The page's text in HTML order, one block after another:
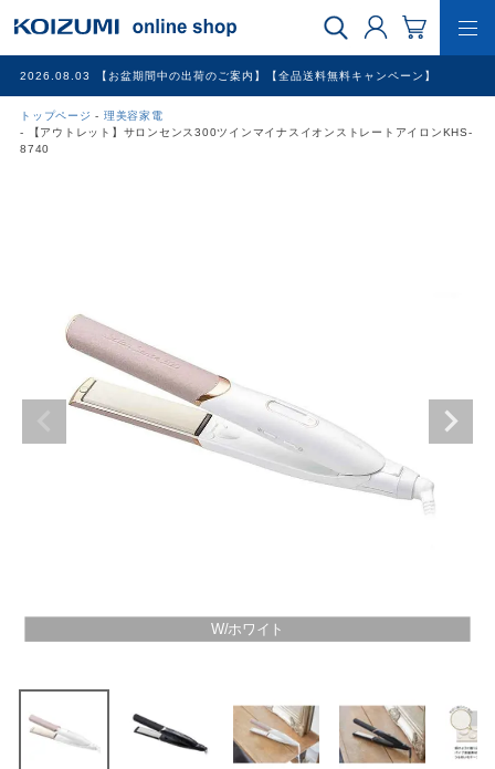
2026.08.03 【お盆期間中の出荷のご案内】【全品送料無料キャンペーン】
トップページ
理美容家電
【アウトレット】サロンセンス300ツインマイナスイオンストレートアイロンKHS-
8740
WEB限定品
冷暖房家電
家具
ログイン
W/ホワイト